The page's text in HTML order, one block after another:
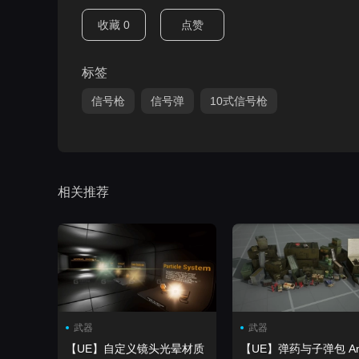
收藏 0 点赞
标签
信号枪 信号弹 10式信号枪
相关推荐
武器
【UE】自定义镜头光晕材质
武器
【UE】弹药与子弹包 Ammo